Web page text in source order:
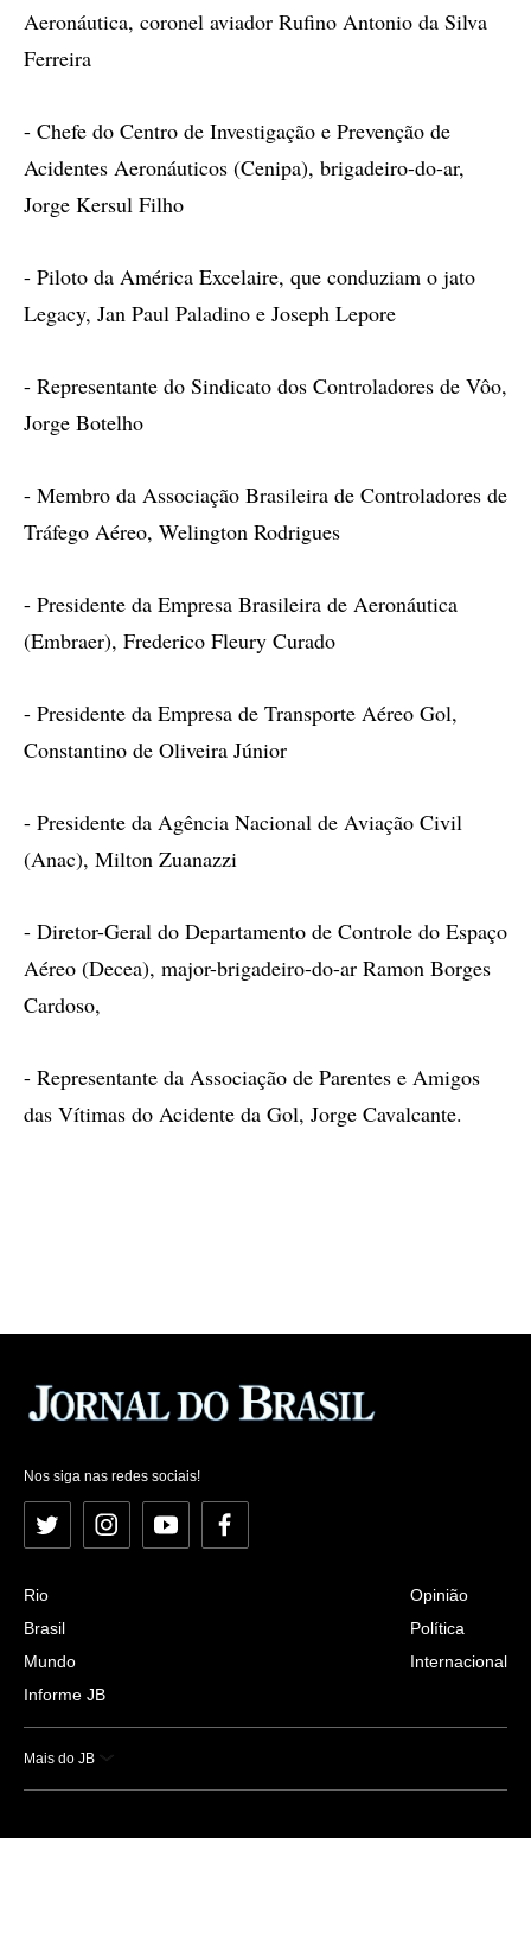
Aeronáutica, coronel aviador Rufino Antonio da Silva
Ferreira
- Chefe do Centro de Investigação e Prevenção de
Acidentes Aeronáuticos (Cenipa), brigadeiro-do-ar,
Jorge Kersul Filho
- Piloto da América Excelaire, que conduziam o jato
Legacy, Jan Paul Paladino e Joseph Lepore
- Representante do Sindicato dos Controladores de Vôo,
Jorge Botelho
- Membro da Associação Brasileira de Controladores de
Tráfego Aéreo, Welington Rodrigues
- Presidente da Empresa Brasileira de Aeronáutica
(Embraer), Frederico Fleury Curado
- Presidente da Empresa de Transporte Aéreo Gol,
Constantino de Oliveira Júnior
- Presidente da Agência Nacional de Aviação Civil
(Anac), Milton Zuanazzi
- Diretor-Geral do Departamento de Controle do Espaço
Aéreo (Decea), major-brigadeiro-do-ar Ramon Borges
Cardoso,
- Representante da Associação de Parentes e Amigos
das Vítimas do Acidente da Gol, Jorge Cavalcante.
Nos siga nas redes sociais!
Twitter InstagramYouTubeFacebook
Rio
Brasil
Mundo
Informe JB
Opinião
Política
Internacional
Mais do JB
Esportes